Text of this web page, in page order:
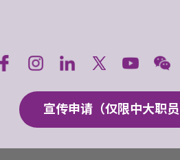
宣传申请（仅限中大职员